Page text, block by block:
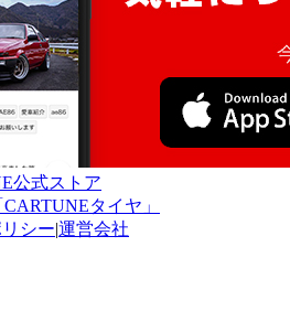
公式ストア
タイヤ」
シー|運営会社